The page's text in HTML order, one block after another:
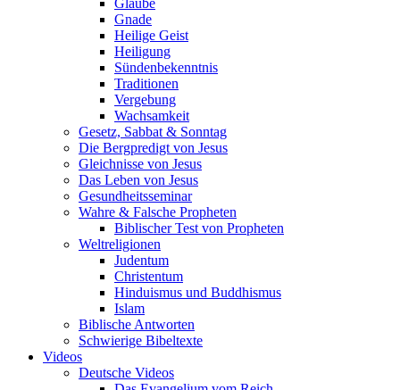
Glaube
Gnade
Heilige Geist
Heiligung
Sündenbekenntnis
Traditionen
Vergebung
Wachsamkeit
Gesetz, Sabbat & Sonntag
Die Bergpredigt von Jesus
Gleichnisse von Jesus
Das Leben von Jesus
Gesundheitsseminar
Wahre & Falsche Propheten
Biblischer Test von Propheten
Weltreligionen
Judentum
Christentum
Hinduismus und Buddhismus
Islam
Biblische Antworten
Schwierige Bibeltexte
Videos
Deutsche Videos